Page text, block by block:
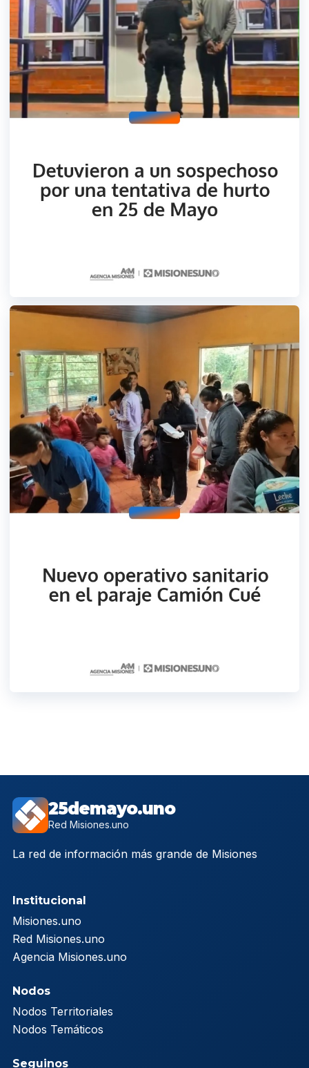
25demayo.uno
Red Misiones.uno
La red de información más grande de Misiones
Institucional
Misiones.uno
Red Misiones.uno
Agencia Misiones.uno
Nodos
Nodos Territoriales
Nodos Temáticos
Seguinos